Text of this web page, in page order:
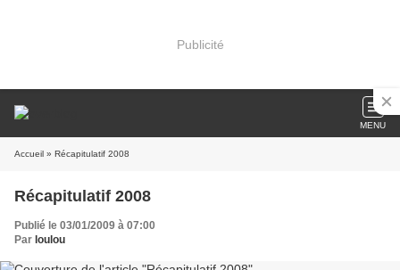
Publicité
MENU
Accueil » Récapitulatif 2008
Récapitulatif 2008
Publié le 03/01/2009 à 07:00
Par loulou